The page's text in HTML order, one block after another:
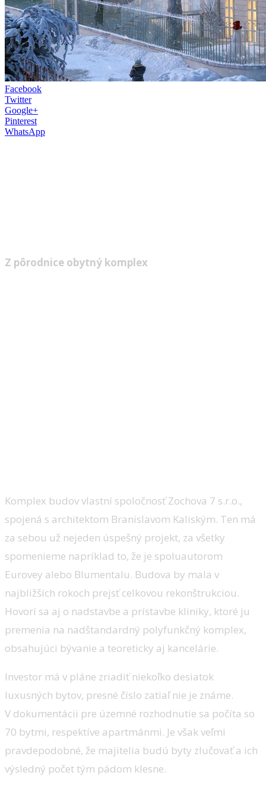
Facebook
Twitter
Google+
Pinterest
WhatsApp
Z pôrodnice obytný komplex
Komplex budov vlastní spoločnosť Zochova 7 s.r.o.,
spojená s architektom Branislavom Kaliským. Ten má
za sebou už nejeden úspešný projekt, za všetky
spomenieme napríklad to, že je spoluautorom
Eurovey alebo Blumentalu. Budova by mala v
najbližších rokoch prejsť celkovou rekonštrukciou.
Hovorí sa aj o nadstavbe a prístavbe kliniky, ktoré ju
premenia na nadštandardný polyfunkčný komplex,
obsahujúci bývanie a teoreticky aj kancelárie.
Investor má v pláne zriadiť niekoľko desiatok
luxusných bytov, presné číslo zatiaľ nie je známe.
V dokumentácii pre územné rozhodnutie sa počíta so
70 bytmi, respektíve apartmánmi. Je však veľmi
pravdepodobné, že majitelia budú byty zlučovať a ich
výsledný počet tým pádom klesne.